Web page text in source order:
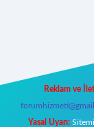
Reklam ve
Yasal Uyarı: